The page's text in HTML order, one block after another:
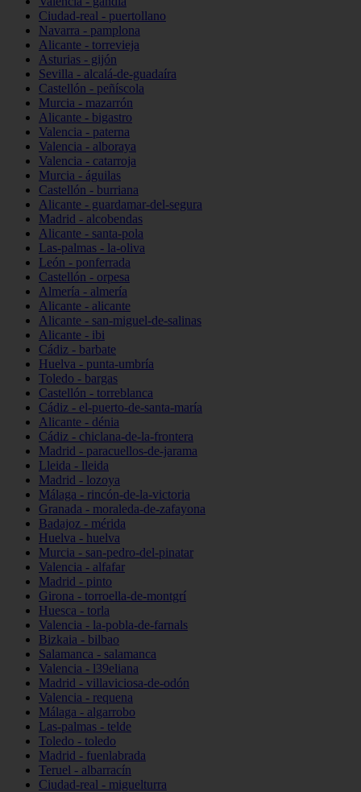
Ciudad-real - puertollano
Navarra - pamplona
Alicante - torrevieja
Asturias - gijón
Sevilla - alcalá-de-guadaíra
Castellón - peñíscola
Murcia - mazarrón
Alicante - bigastro
Valencia - paterna
Valencia - alboraya
Valencia - catarroja
Murcia - águilas
Castellón - burriana
Alicante - guardamar-del-segura
Madrid - alcobendas
Alicante - santa-pola
Las-palmas - la-oliva
León - ponferrada
Castellón - orpesa
Almería - almería
Alicante - alicante
Alicante - san-miguel-de-salinas
Alicante - ibi
Cádiz - barbate
Huelva - punta-umbría
Toledo - bargas
Castellón - torreblanca
Cádiz - el-puerto-de-santa-maría
Alicante - dénia
Cádiz - chiclana-de-la-frontera
Madrid - paracuellos-de-jarama
Lleida - lleida
Madrid - lozoya
Málaga - rincón-de-la-victoria
Granada - moraleda-de-zafayona
Badajoz - mérida
Huelva - huelva
Murcia - san-pedro-del-pinatar
Valencia - alfafar
Madrid - pinto
Girona - torroella-de-montgrí
Huesca - torla
Valencia - la-pobla-de-farnals
Bizkaia - bilbao
Salamanca - salamanca
Valencia - l39eliana
Madrid - villaviciosa-de-odón
Valencia - requena
Málaga - algarrobo
Las-palmas - telde
Toledo - toledo
Madrid - fuenlabrada
Teruel - albarracín
Ciudad-real - miguelturra